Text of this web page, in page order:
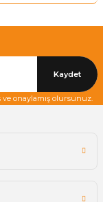
Kaydet
onaylamış olursunuz.